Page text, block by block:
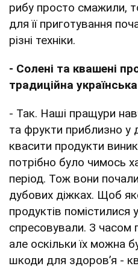
рибу просто смажили,
для її приготування
різні техніки.
- Солені та квашені
традиційна
- Так. Наші пращури
та фрукти приблизно у
квасити продукти
потрібно було чимось
період. Тож вони
дубових діжках. Щоб
продуктів помістилися у
спресовували. З часом
але оскільки їх можна
шкоди для здоров’я -